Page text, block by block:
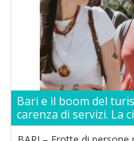
Bari e il boom del
carenza di servizi. La